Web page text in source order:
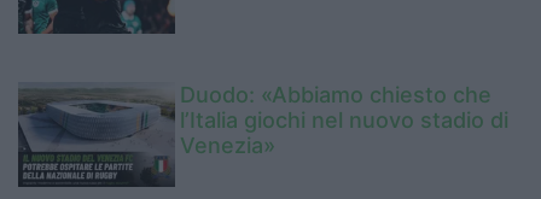
Duodo: «Abbiamo chiesto che
l’Italia giochi nel nuovo stadio di
Venezia»